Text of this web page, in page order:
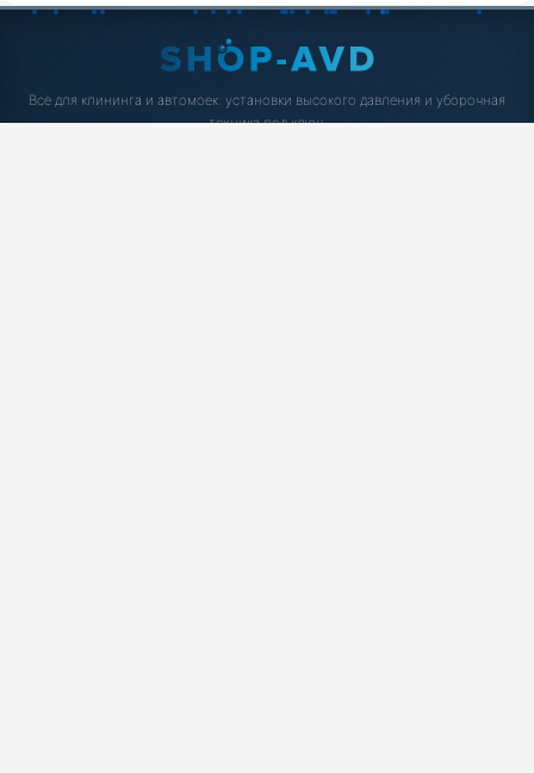
Всё для клининга и автомоек: установки высокого давления и уборочная
техника под ключ.